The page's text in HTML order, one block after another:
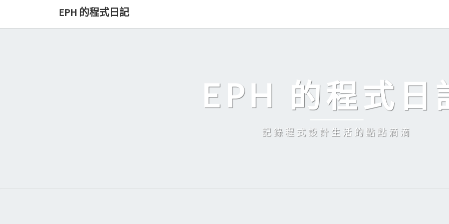
EPH 的程式日記
EPH 的程式日
記錄程式設計生活的點點滴滴